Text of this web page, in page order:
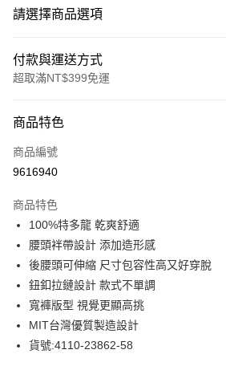
請選擇商品選項
付款與運送方式
超取滿NT$399免運
信用卡一次付款
信用卡分期付款
合作金庫商業銀行
華南商業銀行
上海商業儲蓄銀行
國泰世華商業銀行
兆豐國
臺灣中小企業銀行
匯豐（台灣）商業銀行
聯邦商業銀行
元大商業銀行
玉山商業銀行
LINE Pay
Apple Pay
街口支付
悠遊付
商品特色
商品編號
9616940
商品特色
100%特多龍 乾爽舒適
腰頭袢帶設計 添加造形感
後腰頭可伸縮 尺寸包容性高又好穿脫
鈕釦拉鏈設計 款式不單調
寬褲版型 視覺更顯高挑
MIT台灣優質製造設計
貨號:4110-23862-58